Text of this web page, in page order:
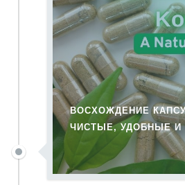
ВОСХОЖДЕНИЕ
ЧИСТЫЕ, УДОБНЫЕ И